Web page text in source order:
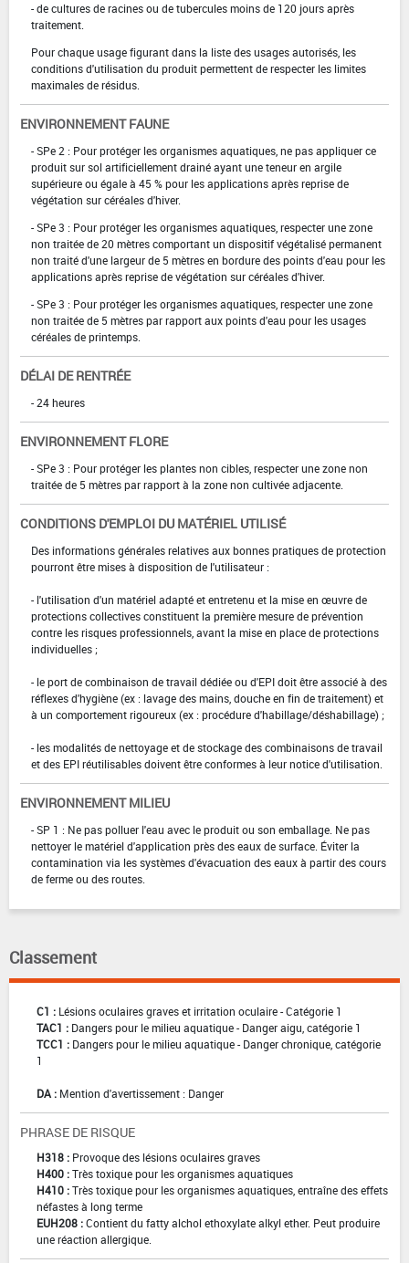
- de cultures de racines ou de tubercules moins de 120 jours après
traitement.
Pour chaque usage figurant dans la liste des usages autorisés, les
conditions d'utilisation du produit permettent de respecter les limites
maximales de résidus.
ENVIRONNEMENT FAUNE
- SPe 2 : Pour protéger les organismes aquatiques, ne pas appliquer ce
produit sur sol artificiellement drainé ayant une teneur en argile
supérieure ou égale à 45 % pour les applications après reprise de
végétation sur céréales d'hiver.
- SPe 3 : Pour protéger les organismes aquatiques, respecter une zone
non traitée de 20 mètres comportant un dispositif végétalisé permanent
non traité d'une largeur de 5 mètres en bordure des points d'eau pour les
applications après reprise de végétation sur céréales d'hiver.
- SPe 3 : Pour protéger les organismes aquatiques, respecter une zone
non traitée de 5 mètres par rapport aux points d'eau pour les usages
céréales de printemps.
DÉLAI DE RENTRÉE
- 24 heures
ENVIRONNEMENT FLORE
- SPe 3 : Pour protéger les plantes non cibles, respecter une zone non
traitée de 5 mètres par rapport à la zone non cultivée adjacente.
CONDITIONS D'EMPLOI DU MATÉRIEL UTILISÉ
Des informations générales relatives aux bonnes pratiques de protection
pourront être mises à disposition de l'utilisateur :
- l'utilisation d'un matériel adapté et entretenu et la mise en œuvre de
protections collectives constituent la première mesure de prévention
contre les risques professionnels, avant la mise en place de protections
individuelles ;
- le port de combinaison de travail dédiée ou d'EPI doit être associé à des
réflexes d'hygiène (ex : lavage des mains, douche en fin de traitement) et
à un comportement rigoureux (ex : procédure d'habillage/déshabillage) ;
- les modalités de nettoyage et de stockage des combinaisons de travail
et des EPI réutilisables doivent être conformes à leur notice d'utilisation.
ENVIRONNEMENT MILIEU
- SP 1 : Ne pas polluer l'eau avec le produit ou son emballage. Ne pas
nettoyer le matériel d'application près des eaux de surface. Éviter la
contamination via les systèmes d'évacuation des eaux à partir des cours
de ferme ou des routes.
Classement
C1 : Lésions oculaires graves et irritation oculaire - Catégorie 1
TAC1 : Dangers pour le milieu aquatique - Danger aigu, catégorie 1
TCC1 : Dangers pour le milieu aquatique - Danger chronique, catégorie
1
DA : Mention d'avertissement : Danger
PHRASE DE RISQUE
H318 : Provoque des lésions oculaires graves
H400 :Très toxique pour les organismes aquatiques
H410 :Très toxique pour les organismes aquatiques, entraîne des effets
néfastes à long terme
EUH208 :Contient du fatty alchol ethoxylate alkyl ether. Peut produire
une réaction allergique.